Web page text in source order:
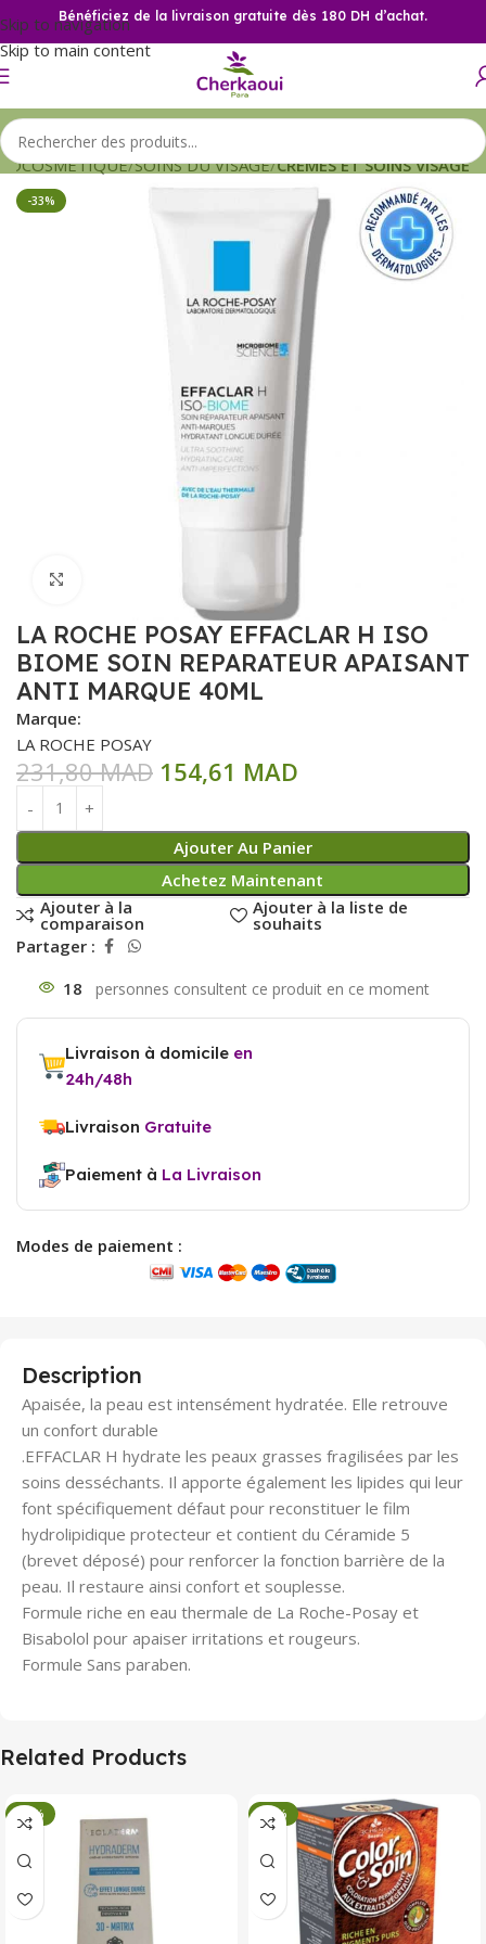
Skip to navigation
Skip to main content
Bénéficiez de la livraison gratuite dès 180 DH d’achat.
SOINS DU VISAGE CREMES ET SOINS VISAGE
-33%
LA ROCHE POSAY EFFACLAR H ISO
BIOME SOIN REPARATEUR APAISANT
ANTI MARQUE 40ML
Marque:
LA ROCHE POSAY
231,80MAD 154,61 MAD
Ajouter Au Panier
Achetez Maintenant
Ajouter à la
comparaison
Ajouter à la liste de
souhaits
Partager :
18
Livraison à domicile en
24h/48h
Livraison Gratuite
Paiement à La Livraison
Modes de paiement :
Description
Apaisée, la peau est intensément hydratée. Elle retrouve
un confort durable
.EFFACLAR H hydrate les peaux grasses fragilisées par les
soins desséchants. Il apporte également les lipides qui leur
font spécifiquement défaut pour reconstituer le film
hydrolipidique protecteur et contient du Céramide 5
(brevet déposé) pour renforcer la fonction barrière de la
peau. Il restaure ainsi confort et souplesse.
Formule riche en eau thermale de La Roche-Posay et
Bisabolol pour apaiser irritations et rougeurs.
Formule Sans paraben.
Related Products
-34% -34%